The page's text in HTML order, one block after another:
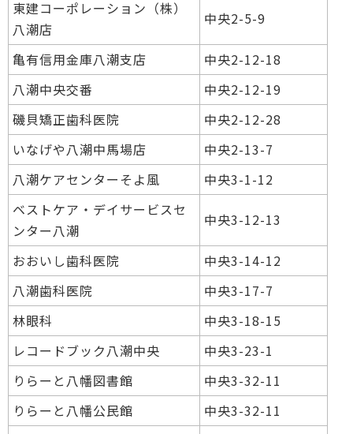
東建コーポレーション（株）
八潮店
中央2-5-9
亀有信用金庫八潮支店
中央2-12-18
八潮中央交番
中央2-12-19
磯貝矯正歯科医院
中央2-12-28
いなげや八潮中馬場店
中央2-13-7
八潮ケアセンターそよ風
中央3-1-12
ベストケア・デイサービスセ
ンター八潮
中央3-12-13
おおいし歯科医院
中央3-14-12
八潮歯科医院
中央3-17-7
林眼科
中央3-18-15
レコードブック八潮中央
中央3-23-1
りらーと八幡図書館
中央3-32-11
りらーと八幡公民館
中央3-32-11